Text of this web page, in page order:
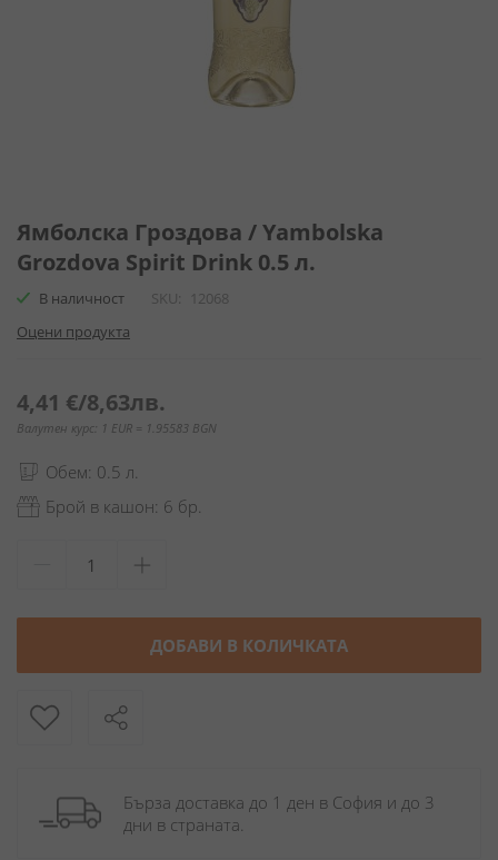
към
началото
на
галерия
снимки
Ямболска Гроздова / Yambolska
Grozdova Spirit Drink 0.5 л.
В наличност SKU
12068
Оцени продукта
4,41 €/8,63лв.
Валутен курс: 1 EUR = 1.95583 BGN
Обем: 0.5 л.
Брой в кашон: 6 бр.
ДОБАВИ В КОЛИЧКАТА
Бърза доставка до 1 ден в София и до 3
дни в страната.